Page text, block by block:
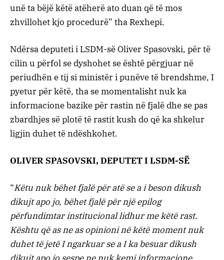
unë ta bëjë këtë atëherë ato duan që të mos
zhvillohet kjo procedurë” tha Rexhepi.
Ndërsa deputeti i LSDM-së Oliver Spasovski, për të
cilin u përfol se dyshohet se është përgjuar në
periudhën e tij si ministër i punëve të brendshme, I
pyetur për këtë, tha se momentalisht nuk ka
informacione bazike për rastin në fjalë dhe se pas
zbardhjes së plotë të rastit kush do që ka shkelur
ligjin duhet të ndëshkohet.
OLIVER SPASOVSKI, DEPUTET I LSDM-SË
“Këtu nuk bëhet fjalë për atë se a i beson dikush
dikujt apo jo, bëhet fjalë për një epilog
përfundimtar institucional lidhur me këtë rast.
Kështu që as ne as opinioni në këtë moment nuk
duhet të jetë I ngarkuar se a I ka besuar dikush